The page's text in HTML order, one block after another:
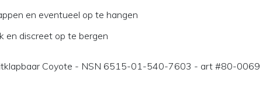
en eventueel op te hangen
en discreet op te bergen
Coyote - NSN 6515-01-540-7603 - art #80-0069